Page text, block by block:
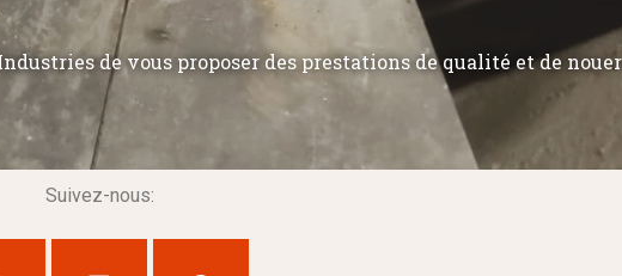
de vous proposer des prestations de qualité et de
Suivez-nous: